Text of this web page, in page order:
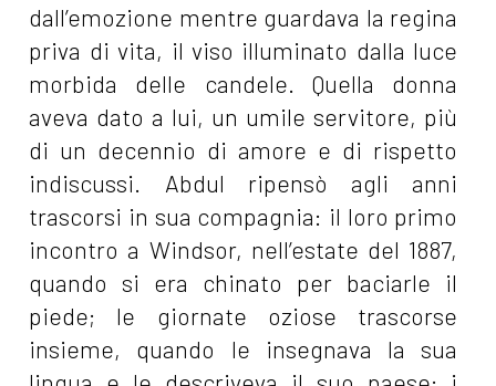
dall’emozione mentre guardava la regina
priva di vita, il viso illuminato dalla luce
morbida delle candele. Quella donna
aveva dato a lui, un umile servitore, più
di un decennio di amore e di rispetto
indiscussi. Abdul ripensò agli anni
trascorsi in sua compagnia: il loro primo
incontro a Windsor, nell’estate del 1887,
quando si era chinato per baciarle il
piede; le giornate oziose trascorse
insieme, quando le insegnava la sua